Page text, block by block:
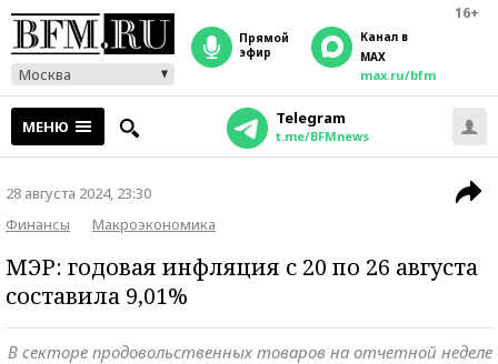
16+
Москва
прямой
эфир
Канал в
MAX
max.ru/bfm
МЕНЮ Telegram
t.me/BFMnews
28 августа 2024, 23:30
Финансы
Макроэкономика
МЭР: годовая инфляция с 20 по 26 августа
составила 9,01%
В секторе продовольственных товаров на отчетной неделе